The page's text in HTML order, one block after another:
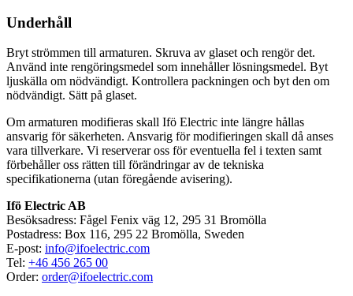
Underhåll
Bryt strömmen till armaturen. Skruva av glaset och rengör det.
Använd inte rengöringsmedel som innehåller lösningsmedel. Byt
ljuskälla om nödvändigt. Kontrollera packningen och byt den om
nödvändigt. Sätt på glaset.
Om armaturen modifieras skall Ifö Electric inte längre hållas
ansvarig för säkerheten. Ansvarig för modifieringen skall då anses
vara tillverkare. Vi reserverar oss för eventuella fel i texten samt
förbehåller oss rätten till förändringar av de tekniska
specifikationerna (utan föregående avisering).
Ifö Electric AB
Besöksadress: Fågel Fenix väg 12, 295 31 Bromölla
Postadress: Box 116, 295 22 Bromölla, Sweden
E-post: info@ifoelectric.com
Tel: +46 456 265 00
Order: order@ifoelectric.com